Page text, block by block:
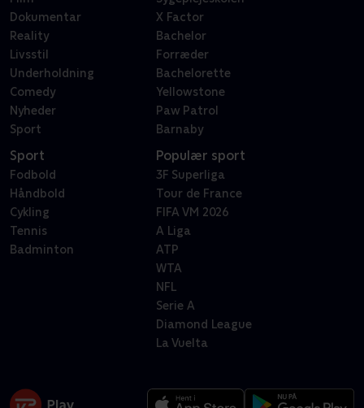
Dokumentar
Reality
Livsstil
Underholdning
Comedy
Nyheder
Sport
X Factor
Bachelor
Forræder
Bachelorette
Yellowstone
Paw Patrol
Barnaby
Sport
Fodbold
Håndbold
Cykling
Tennis
Badminton
Populær sport
3F Superliga
Tour de France
FIFA VM 2026
A Liga
ATP
WTA
NFL
Serie A
Diamond League
La Vuelta